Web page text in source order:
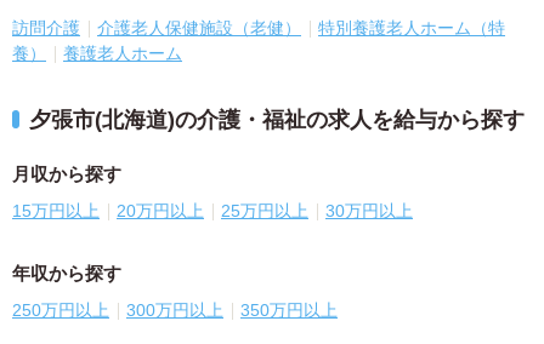
訪問介護 介護老人保健施設（老健）
特別養護老人ホーム（特
養）
養護老人ホーム
夕張市(北海道)の介護・福祉の求人を給与から探す
月収から探す
15万円以上 20万円以上 25万円以上 30万円以上
年収から探す
250万円以上 300万円以上 350万円以上